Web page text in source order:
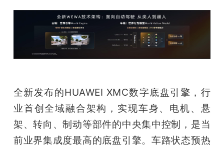
全新发布的HUAWEI XMC数字底盘引擎，行
业首创全域融合架构，实现车身、电机、悬
架、转向、制动等部件的中央集中控制，是当
前业界集成度最高的底盘引擎。车路状态预热